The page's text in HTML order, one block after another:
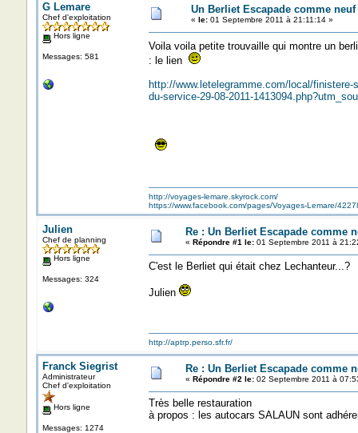
G Lemare
Chef d'exploitation
Hors ligne
Messages: 581
Un Berliet Escapade comme neuf
« le:01 Septembre 2011 à 21:11:14 »
Voila voila petite trouvaille qui montre un
: le lien
http://www.letelegramme.com/local/
du-service-29-08-2011-
http://voyages-lemare.skyrock.com/
https://www.facebook.com/pages/Voyages-Lemare/
Julien
Chef de planning
Hors ligne
Messages: 324
Re : Un Berliet Escapade comme
« Répondre #1 le:01 Septembre 2011 à
C'est le Berliet qui était chez Lechanteur...?
Julien
http://aptrp.perso.sfr.fr/
Franck Siegrist
Administrateur
Chef d'exploitation
Hors ligne
Messages: 1274
Re : Un Berliet Escapade comme
« Répondre #2 le:02 Septembre 2011 à
Très belle restauration
à propos : les autocars SALAUN sont